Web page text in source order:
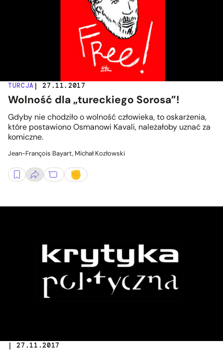
TURCJA | 27.11.2017
Wolność dla „tureckiego Sorosa”!
Gdyby nie chodziło o wolność człowieka, to oskarżenia,
które postawiono Osmanowi Kavali, należałoby uznać za
komiczne.
Jean-François Bayart, Michał Kozłowski
| 27.11.2017